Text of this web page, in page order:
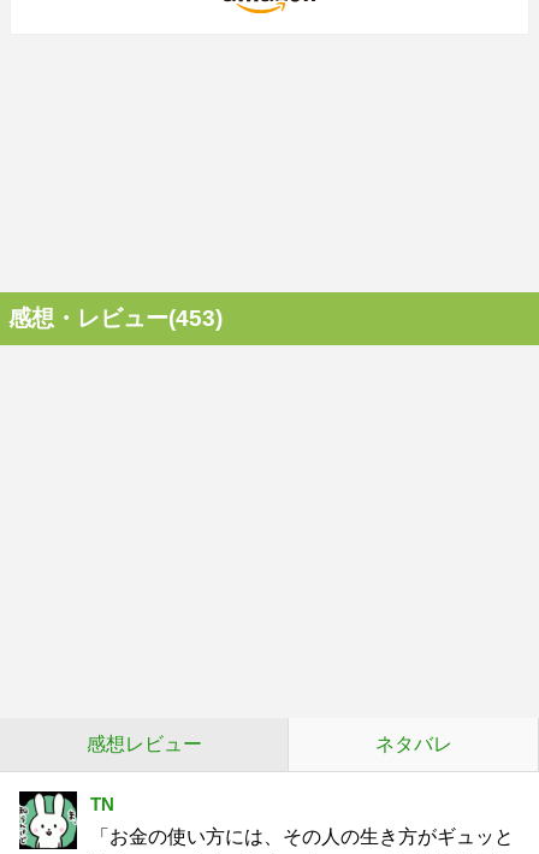
感想・レビュー(453)
感想レビュー ネタバレ
TN
「お金の使い方には、その人の生き方がギュッと